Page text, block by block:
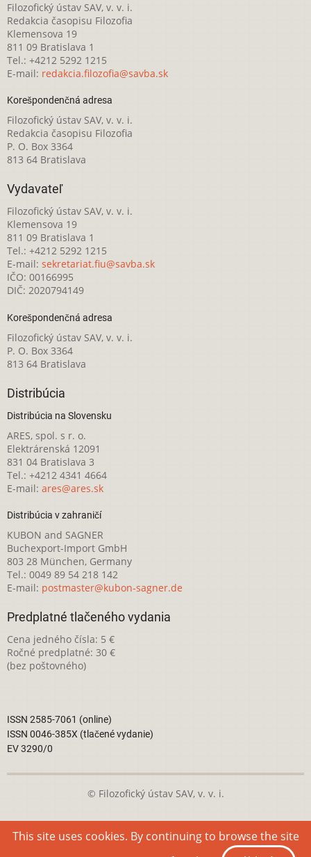
Filozofický ústav SAV, v. v. i.
Redakcia časopisu Filozofia
Klemensova 19
811 09 Bratislava 1
Tel.: +4212 5292 1215
E-mail: redakcia.filozofia@savba.sk
Korešpondenčná adresa
Filozofický ústav SAV, v. v. i.
Redakcia časopisu Filozofia
P. O. Box 3364
813 64 Bratislava
Vydavateľ
Filozofický ústav SAV, v. v. i.
Klemensova 19
811 09 Bratislava 1
Tel.: +4212 5292 1215
E-mail: sekretariat.fiu@savba.sk
IČO: 00166995
DIČ: 2020794149
Korešpondenčná adresa
Filozofický ústav SAV, v. v. i.
P. O. Box 3364
813 64 Bratislava
Distribúcia
Distribúcia na Slovensku
ARES, spol. s r. o.
Elektrárenská 12091
831 04 Bratislava 3
Tel.: +4212 4341 4664
E-mail: ares@ares.sk
Distribúcia v zahraničí
KUBON and SAGNER
Buchexport-Import GmbH
803 28 München, Germany
Tel.: 0049 89 54 218 142
E-mail: postmaster@kubon-sagner.de
Predplatné tlačeného vydania
Cena jedného čísla: 5 €
Ročné predplatné: 30 €
(bez poštovného)
ISSN 2585-7061 (online)
ISSN 0046-385X (tlačené vydanie)
EV 3290/0
© Filozofický ústav SAV, v. v. i.
Táto webová stránka je licencovaná podCreative Commons
Attribution-NonCommercial 4.0 International License
This site uses cookies. By continuing to browse the site